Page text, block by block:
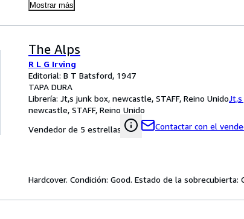
Mostrar más
The Alps
R L G Irving
Editorial: B T Batsford, 1947
TAPA DURA
Librería: Jt,s junk box, newcastle, STAFF, Reino Unido
newcastle, STAFF, Reino Unido
Vendedor de 5 estrellas
Contactar con el
Hardcover. Condición: Good. Estado de la sobrecubierta: